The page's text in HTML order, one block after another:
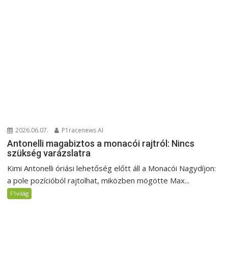
2026.06.07. P1racenews AI
Antonelli magabiztos a monacói rajtról: Nincs
szükség varázslatra
Kimi Antonelli óriási lehetőség előtt áll a Monacói Nagydíjon:
a pole pozícióból rajtolhat, miközben mögötte Max...
F1világ